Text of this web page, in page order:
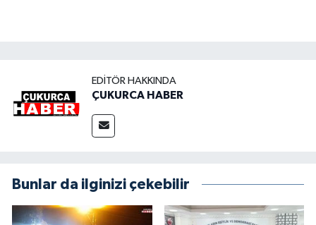
EDITÖR HAKKINDA
ÇUKURCA HABER
Bunlar da ilginizi çekebilir